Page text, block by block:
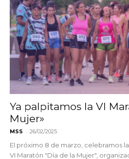
Ya palpitamos la VI
Mujer»
MSS - 26/02/2025
El próximo 8 de marzo, celebramos
VI Maratón "Día de la Mujer",